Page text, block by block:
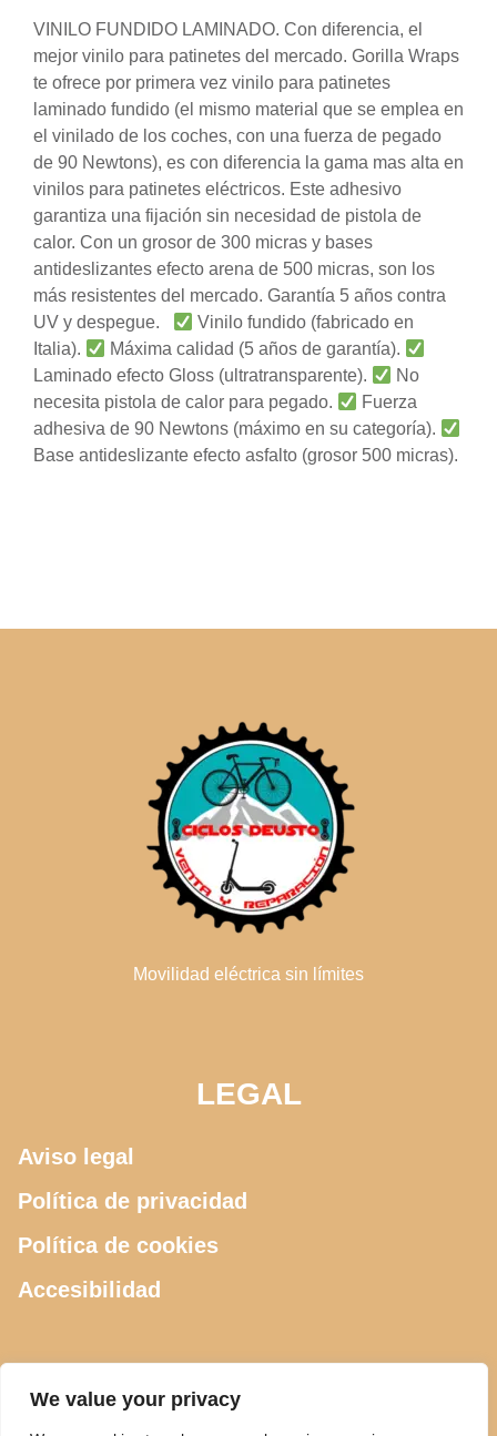
We value your privacy
VINILO FUNDIDO LAMINADO. Con diferencia, el
mejor vinilo para patinetes del mercado. Gorilla Wraps
te ofrece por primera vez vinilo para patinetes
laminado fundido (el mismo material que se emplea en
el vinilado de los coches, con una fuerza de pegado
de 90 Newtons), es con diferencia la gama mas alta en
vinilos para patinetes eléctricos. Este adhesivo
garantiza una fijación sin necesidad de pistola de
calor. Con un grosor de 300 micras y bases
antideslizantes efecto arena de 500 micras, son los
más resistentes del mercado. Garantía 5 años contra
UV y despegue.
Vinilo fundido (fabricado en
Italia).
Máxima calidad (5 años de garantía).
Laminado efecto Gloss (ultratransparente).
No
necesita pistola de calor para pegado.
Fuerza
adhesiva de 90 Newtons (máximo en su categoría).
Base antideslizante efecto asfalto (grosor 500 micras).
Movilidad eléctrica sin límites
LEGAL
Aviso legal
Política de privacidad
Política de cookies
Accesibilidad
CONTACTO